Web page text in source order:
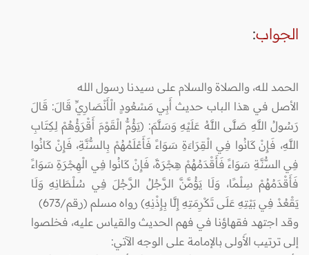
الجواب:
الحمد لله، والصلاة والسلام على سيدنا رسول الله
الأصل في هذا الباب حديث أَبِي مَسْعُودٍ الْأَنْصَارِيِّ قَالَ: قَالَ
رَسُولُ اللَّهِ صَلَّى اللَّهُ عَلَيْهِ وَسَلَّمَ: (يَؤُمُّ الْقَوْمَ أَقْرَؤُهُمْ لِكِتَابِ
اللَّهِ، فَإِنْ كَانُوا فِي الْقِرَاءَةِ سَوَاءً فَأَعْلَمُهُمْ بِالسُّنَّةِ، فَإِنْ كَانُوا
فِي السُّنَّةِ سَوَاءً فَأَقْدَمُهُمْ هِجْرَةً، فَإِنْ كَانُوا فِي الْهِجْرَةِ سَوَاءً
فَأَقْدَمُهُمْ سِلْمًا، وَلَا يَؤُمَّنَّ الرَّجُلُ الرَّجُلَ فِي سُلْطَانِهِ وَلَا
يَقْعُدْ فِي بَيْتِهِ عَلَى تَكْرِمَتِهِ إِلَّا بِإِذْنِهِ) رواه مسلم (رقم/673)
وقد اجتهد فقهاؤنا في فهم الحديث والقياس عليه، فخلصوا
إلى ترتيب الأَولى بالإمامة على الوجه الآتي: